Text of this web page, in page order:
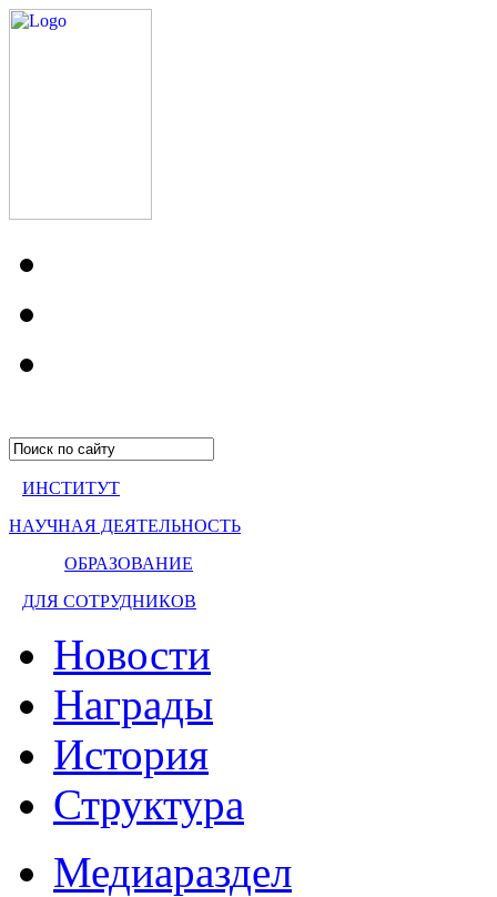
ИНСТИТУТ
НАУЧНАЯ ДЕЯТЕЛЬНОСТЬ
ОБРАЗОВАНИЕ
ДЛЯ СОТРУДНИКОВ
Новости
Награды
История
Структура
Медиараздел